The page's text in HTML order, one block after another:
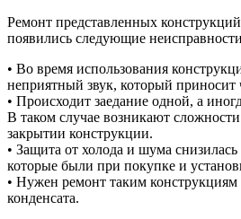
Ремонт представленных
появились следующие
• Во время использования
неприятный звук, который приносит
• Происходит заедание одной, а
В таком случае возникают
закрытии конструкции.
• Защита от холода и шума снизилась
которые были при покупке и
• Нужен ремонт таким
конденсата.